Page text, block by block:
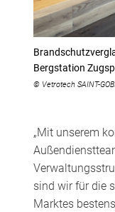
Bergstation
© Vetrotech SAINT-
„Mit unserem
sind wir für die
Marktes